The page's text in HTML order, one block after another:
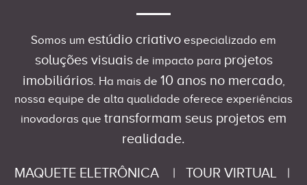
Somos um estúdio criativo especializado em
soluções visuaisde impacto para projetos
imobiliários. Ha mais de 10 anos no mercado,
nossa equipe de alta qualidade oferece experiências
inovadoras que transformam seus projetos em
realidade.
MAQUETE ELETRÔNICA | TOUR VIRTUAL
|